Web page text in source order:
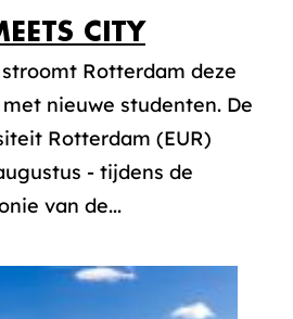
CITY
Rotterdam deze
nieuwe studenten. De
Rotterdam (EUR)
- tijdens de
van de...